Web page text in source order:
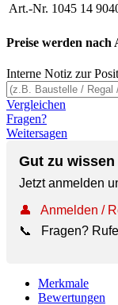
Art.-Nr. 1045 14
Preise werden nach
Interne Notiz zur
Vergleichen
Fragen?
Weitersagen
Gut zu wissen
Jetzt anmelden
👤
Anmelden /
📞
Fragen?
Merkmale
Bewertungen